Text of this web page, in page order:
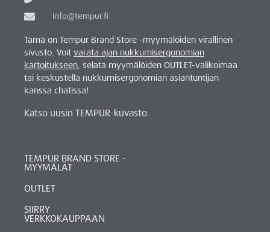
info@tempur.fi
Tämä on Tempur Brand Store -myymälöiden virallinen
sivusto. Voit varata ajan nukkumisergonomian
kartoitukseen, selata myymälöiden OUTLET-valikoimaa
tai keskustella nukkumisergonomian asiantuntijan
kanssa chatissa!
Katso uusin TEMPUR-kuvasto
TEMPUR BRAND STORE -
MYYMÄLÄT
OUTLET
SIIRRY
VERKKOKAUPPAAN